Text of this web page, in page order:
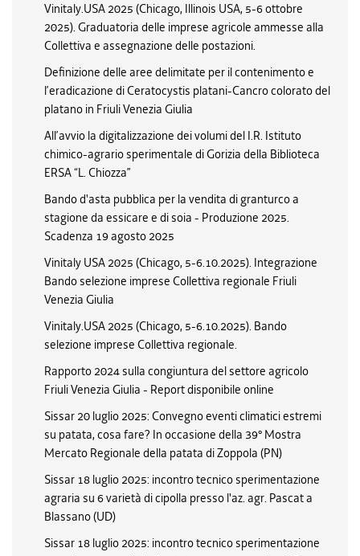
Vinitaly.USA 2025 (Chicago, Illinois USA, 5-6 ottobre
2025). Graduatoria delle imprese agricole ammesse alla
Collettiva e assegnazione delle postazioni.
Definizione delle aree delimitate per il contenimento e
l’eradicazione di Ceratocystis platani-Cancro colorato del
platano in Friuli Venezia Giulia
All’avvio la digitalizzazione dei volumi del I.R. Istituto
chimico-agrario sperimentale di Gorizia della Biblioteca
ERSA “L. Chiozza”
Bando d'asta pubblica per la vendita di granturco a
stagione da essicare e di soia - Produzione 2025.
Scadenza 19 agosto 2025
Vinitaly USA 2025 (Chicago, 5-6.10.2025). Integrazione
Bando selezione imprese Collettiva regionale Friuli
Venezia Giulia
Vinitaly.USA 2025 (Chicago, 5-6.10.2025). Bando
selezione imprese Collettiva regionale.
Rapporto 2024 sulla congiuntura del settore agricolo
Friuli Venezia Giulia - Report disponibile online
Sissar 20 luglio 2025: Convegno eventi climatici estremi
su patata, cosa fare? In occasione della 39° Mostra
Mercato Regionale della patata di Zoppola (PN)
Sissar 18 luglio 2025: incontro tecnico sperimentazione
agraria su 6 varietà di cipolla presso l'az. agr. Pascat a
Blassano (UD)
Sissar 18 luglio 2025: incontro tecnico sperimentazione